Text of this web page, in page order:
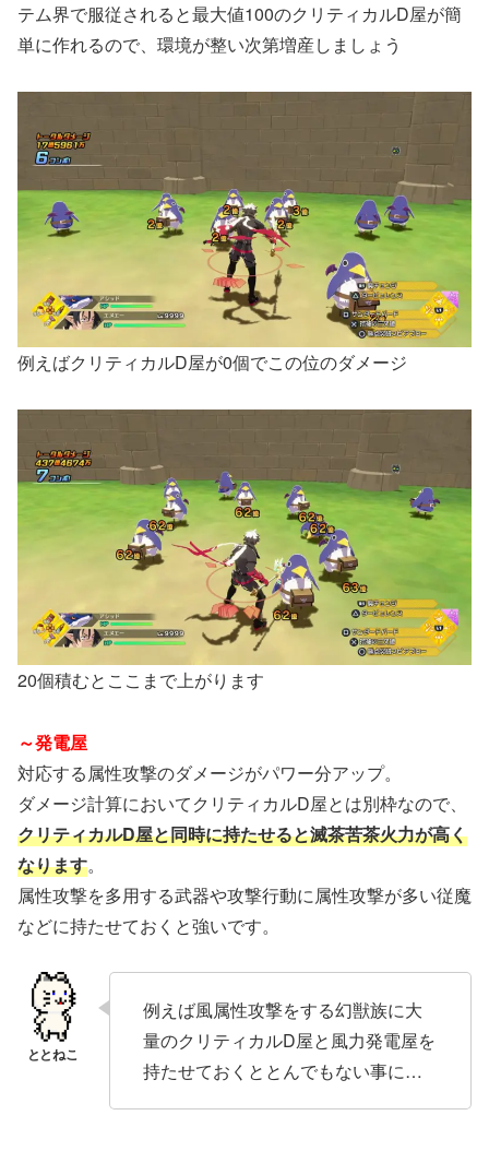
テム界で服従されると最大値100のクリティカルD屋が簡
単に作れるので、環境が整い次第増産しましょう
例えばクリティカルD屋が0個でこの位のダメージ
20個積むとここまで上がります
～発電屋
対応する属性攻撃のダメージがパワー分アップ。
ダメージ計算においてクリティカルD屋とは別枠なので、
クリティカルD屋と同時に持たせると滅茶苦茶火力が高く
なります。
属性攻撃を多用する武器や攻撃行動に属性攻撃が多い従魔
などに持たせておくと強いです。
例えば風属性攻撃をする幻獣族に大
量のクリティカルD屋と風力発電屋を
持たせておくととんでもない事に…